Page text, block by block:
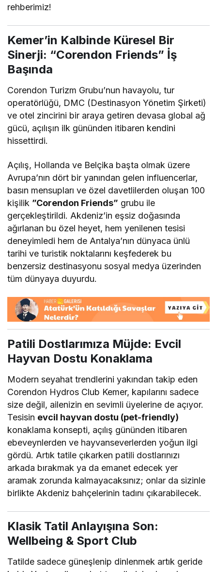
rehberimiz!
Kemer’in Kalbinde Küresel Bir
Sinerji: “Corendon Friends” İş
Başında
Corendon Turizm Grubu’nun havayolu, tur
operatörlüğü, DMC (Destinasyon Yönetim Şirketi)
ve otel zincirini bir araya getiren devasa global ağ
gücü, açılışın ilk gününden itibaren kendini
hissettirdi.
Açılış, Hollanda ve Belçika başta olmak üzere
Avrupa’nın dört bir yanından gelen influencerlar,
basın mensupları ve özel davetlilerden oluşan 100
kişilik ”Corendon Friends” grubu ile
gerçekleştirildi. Akdeniz’in eşsiz doğasında
ağırlanan bu özel heyet, hem yenilenen tesisi
deneyimledi hem de Antalya’nın dünyaca ünlü
tarihi ve turistik noktalarını keşfederek bu
benzersiz destinasyonu sosyal medya üzerinden
tüm dünyaya duyurdu.
Patili Dostlarımıza Müjde: Evcil
Hayvan Dostu Konaklama
Modern seyahat trendlerini yakından takip eden
Corendon Hydros Club Kemer, kapılarını sadece
size değil, ailenizin en sevimli üyelerine de açıyor.
Tesisin evcil hayvan dostu (pet-friendly)
konaklama konsepti, açılış gününden itibaren
ebeveynlerden ve hayvanseverlerden yoğun ilgi
gördü. Artık tatile çıkarken patili dostlarınızı
arkada bırakmak ya da emanet edecek yer
aramak zorunda kalmayacaksınız; onlar da sizinle
birlikte Akdeniz bahçelerinin tadını çıkarabilecek.
Klasik Tatil Anlayışına Son:
Wellbeing & Sport Club
Tatilde sadece güneşlenip dinlenmek artık geride